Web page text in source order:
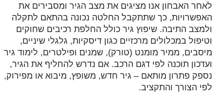
לאחר האבחון אנו מציגים את מצב הגיר ומסבירים את
האפשרויות, כך שתתקבל החלטה נכונה בהתאם לתקלה
ולמצב התיבה. שיפוץ גיר כולל החלפת רכיבים שחוקים
וטיפול במכלולים מרכזיים כגון דיסקיות, גלגלי שיניים,
מיסבים, ממיר מומנט (טורק), שמנים ופילטרים, לימוד גיר
ועדכון תוכנה לפי דגם הרכב. אם נדרש להחליף את הגיר,
נספק פתרון מותאם – גיר חדש, משופץ, מיבוא או מפירוק,
לפי הצורך והתקציב.